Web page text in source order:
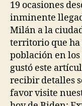
19 ocasiones
inminente
Milán a la
territorio que ha
población en los
gustó este
recibir detalles
favor visite